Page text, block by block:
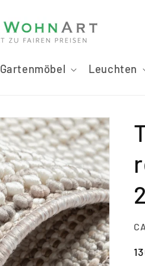
Gartenmöbel Leuchten